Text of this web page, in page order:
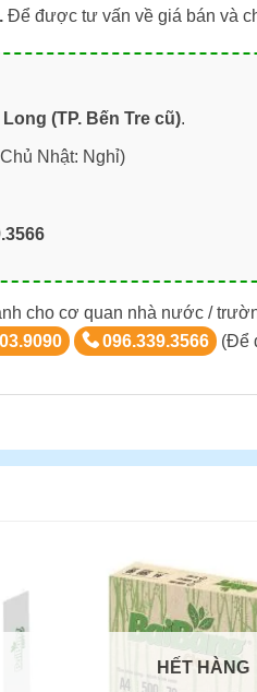
Để được tư vấn về giá bán và
(TP. Bến Tre cũ).
Nhật: Nghỉ)
cho cơ quan nhà nước /
096.339.3566 (Để
HẾT HÀNG